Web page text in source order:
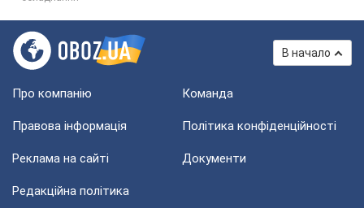
В начало
Про компанію Команда
Правова інформація Політика конфіденційності
Реклама на сайті Документи
Редакційна політика